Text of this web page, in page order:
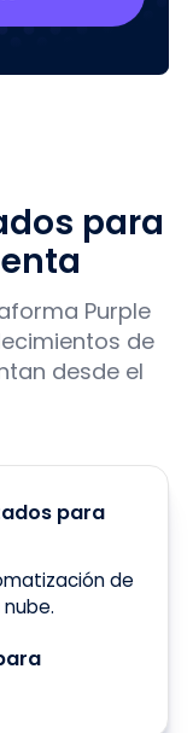
para
Purple
de
desde el
para
de